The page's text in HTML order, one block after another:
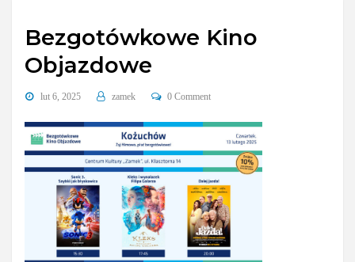
Bezgotówkowe Kino
Objazdowe
lut 6, 2025 zamek 0 Comment